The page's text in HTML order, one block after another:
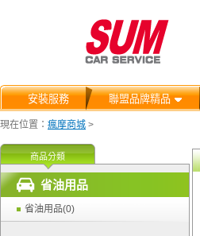
安裝服務 聯盟品牌精品
現在位置： 瘋摩商城 >
商品分類
省油用品
省油用品(0)